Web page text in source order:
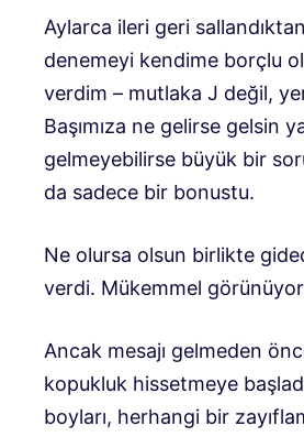
Aylarca ileri geri
denemeyi kendime borçlu
verdim – mutlaka J değil,
Başımıza ne gelirse gelsin
gelmeyebilirse büyük bir
da sadece bir bonustu.
Ne olursa olsun birlikte
verdi. Mükemmel
Ancak mesajı gelmeden
kopukluk hissetmeye
boyları, herhangi bir